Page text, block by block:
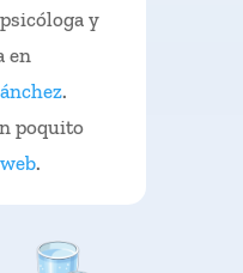
y
en
.
poquito
.